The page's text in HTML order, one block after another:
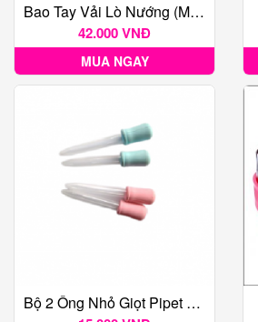
Bao Tay Vải Lò Nướng (Màu Ngẫu Nhiên) - 1 Cặp
42.000 VNĐ
MUA NGAY
Bộ 2 Ống Nhỏ Giọt Pipet 5ml